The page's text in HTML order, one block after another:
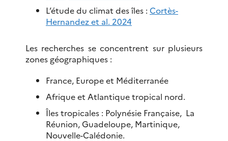
L’étude du climat des îles : Cortès-
Hernandez et al. 2024
Les recherches se concentrent sur plusieurs
zones géographiques :​
France, Europe et Méditerranée
Afrique et Atlantique tropical nord.​
Îles tropicales : Polynésie Française, La
Réunion, Guadeloupe, Martinique,
Nouvelle-Calédonie.​